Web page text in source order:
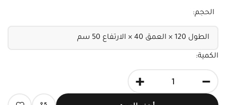
الحجم:
الكمية:
-
+